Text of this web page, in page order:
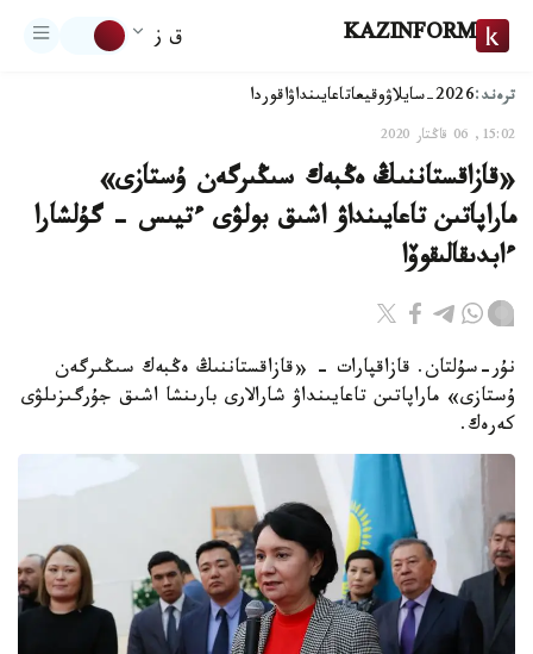
KAZINFORM ق ز
ترەند:2026-سايلاۋ وقيعاتاعايىنداۋاقوردا
15:02, 06 قاڭتار 2020
«قازاقستاننىڭ ەڭبەك سىڭىرگەن ۇستازى»
ماراپاتىن تاعايىنداۋ اشىق بولۋى ءتيىس - گۇلشارا
ءابدىقالىقوۆا
نۇر-سۇلتان. قازاقپارات - «قازاقستاننىڭ ەڭبەك سىڭىرگەن
ۇستازى» ماراپاتىن تاعايىنداۋ شارالارى بارىنشا اشىق جۇرگىزىلۋى
كەرەك.